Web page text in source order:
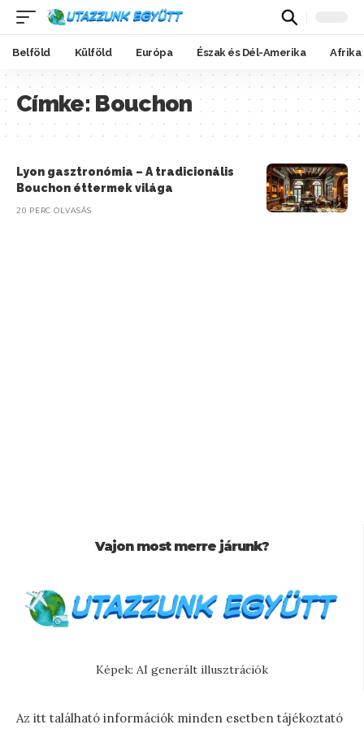
Belföld Külföld Európa Észak és Dél-Amerika Afrika
Címke:Bouchon
Lyon gasztronómia – A tradicionális
Bouchon éttermek világa
20 PERC OLVASÁS
Vajon most merre járunk?
Képek: AI generált illusztrációk
Az itt található információk minden esetben tájékoztató